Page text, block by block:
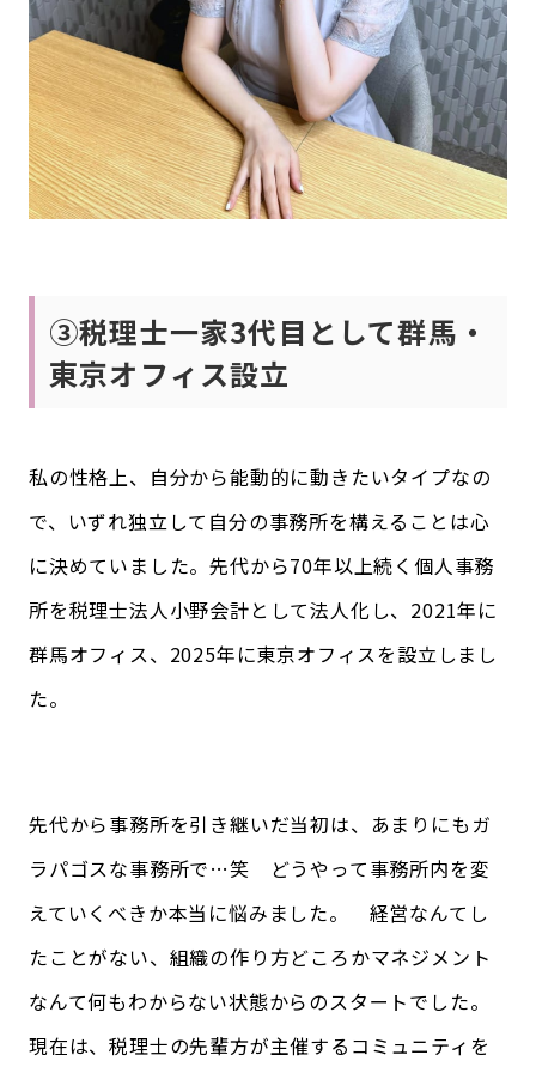
③税理士一家3代目として群馬・
東京オフィス設立
私の性格上、自分から能動的に動きたいタイプなの
で、いずれ独立して自分の事務所を構えることは心
に決めていました。先代から70年以上続く個人事務
所を税理士法人小野会計として法人化し、2021年に
群馬オフィス、2025年に東京オフィスを設立しまし
た。
先代から事務所を引き継いだ当初は、あまりにもガ
ラパゴスな事務所で…笑 どうやって事務所内を変
えていくべきか本当に悩みました。 経営なんてし
たことがない、組織の作り方どころかマネジメント
なんて何もわからない状態からのスタートでした。
現在は、税理士の先輩方が主催するコミュニティを